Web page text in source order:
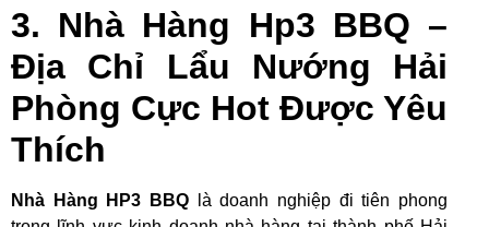
3. Nhà Hàng Hp3 BBQ –
Địa Chỉ Lẩu Nướng Hải
Phòng Cực Hot Được Yêu
Thích
Nhà Hàng HP3 BBQ
là doanh nghiệp đi tiên phong